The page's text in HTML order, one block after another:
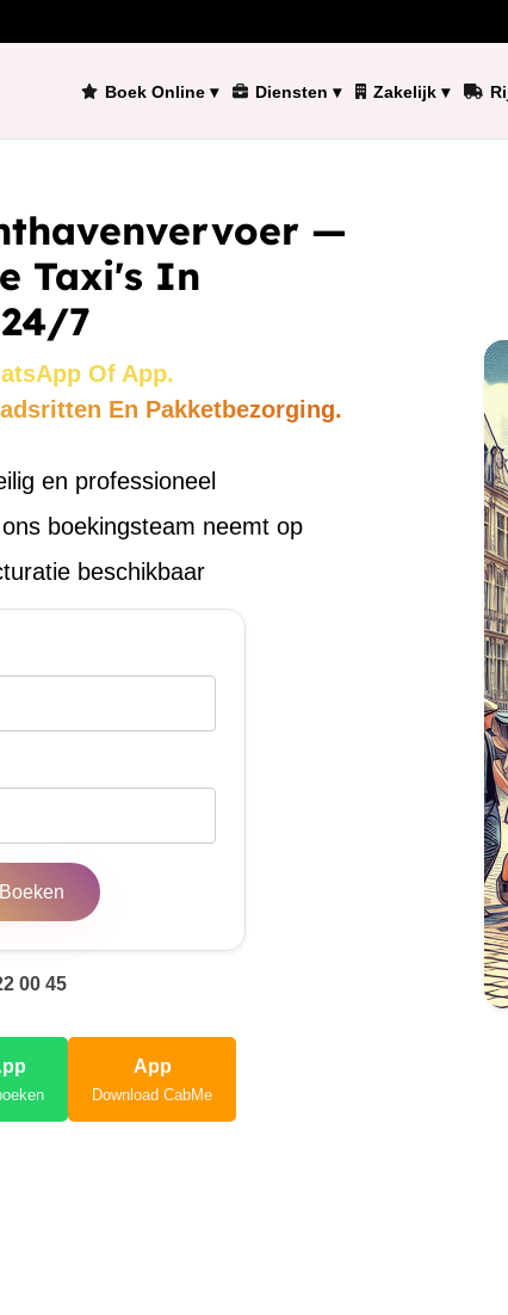
Boek Online ▾ Diensten ▾ Zakelijk ▾
—
Taxi's In
7
Of App.
En Pakketbezorging.
en professioneel
boekingsteam neemt op
beschikbaar
00 45
App
Download CabMe